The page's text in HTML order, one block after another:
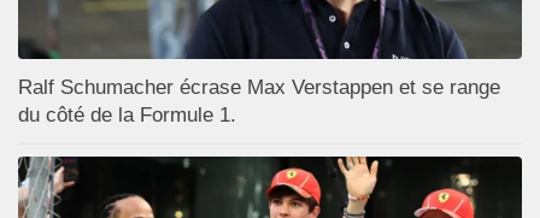
Ralf Schumacher écrase Max Verstappen et se range
du côté de la Formule 1.